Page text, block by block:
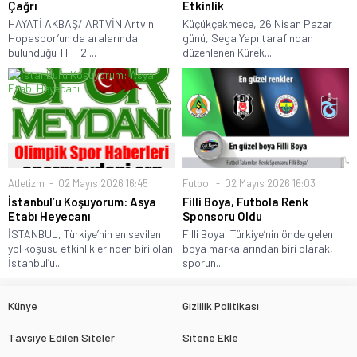
Çağrı
HAYATİ AKBAŞ/ ARTVİN Artvin
Hopaspor’un da aralarında
bulunduğu TFF 2....
Etkinlik
Küçükçekmece, 26 Nisan Pazar
günü, Sega Yapı tarafından
düzenlenen Kürek...
Atletizm 02 Mayıs 2026 16:45
İstanbul’u Koşuyorum: Asya
Etabı Heyecanı
İSTANBUL, Türkiye’nin en sevilen
yol koşusu etkinliklerinden biri olan
İstanbul’u...
Futbol 02 Mayıs 2026 16:03
Filli Boya, Futbola Renk
Sponsoru Oldu
Filli Boya, Türkiye’nin önde gelen
boya markalarından biri olarak,
sporun...
Künye Gizlilik Politikası
Tavsiye Edilen Siteler Sitene Ekle